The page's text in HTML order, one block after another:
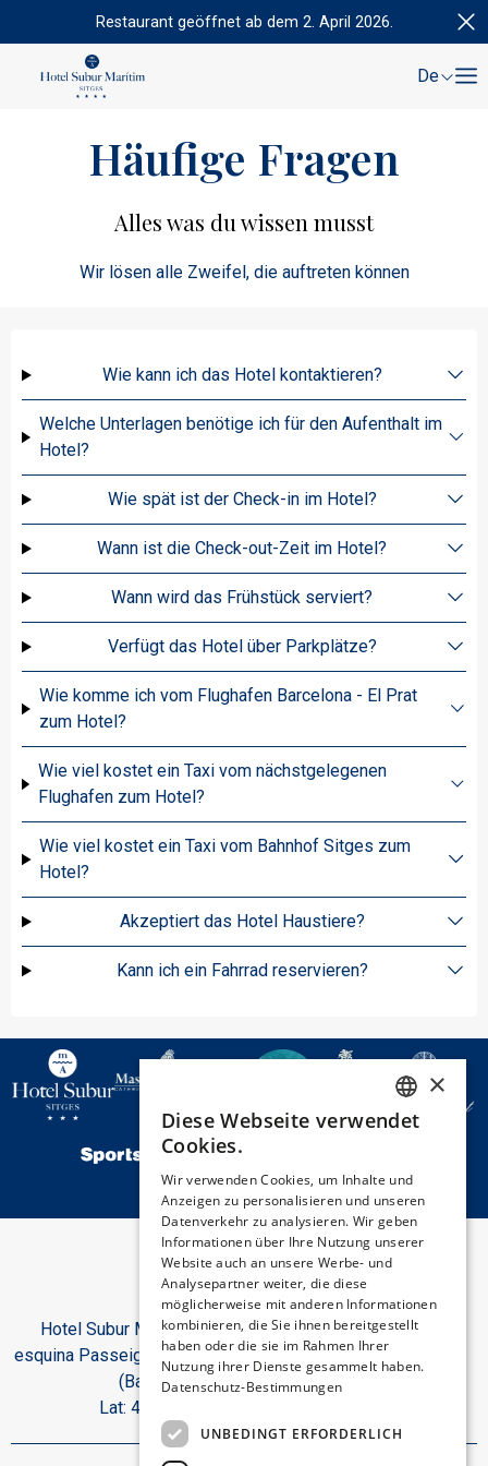
Restaurant geöffnet ab dem 2. April 2026.
De
Häufige Fragen
Alles was du wissen musst
Wir lösen alle Zweifel, die auftreten können
Wie kann ich das Hotel kontaktieren?
Welche Unterlagen benötige ich für den Aufenthalt im
Hotel?
Wie spät ist der Check-in im Hotel?
Wann ist die Check-out-Zeit im Hotel?
Wann wird das Frühstück serviert?
Verfügt das Hotel über Parkplätze?
Wie komme ich vom Flughafen Barcelona - El Prat
zum Hotel?
Wie viel kostet ein Taxi vom nächstgelegenen
Flughafen zum Hotel?
Wie viel kostet ein Taxi vom Bahnhof Sitges zum
Hotel?
Akzeptiert das Hotel Haustiere?
Kann ich ein Fahrrad reservieren?
Hotel Subur Maritim, Paseo Marítimo, s/n
esquina Passeig del Dr. Benaprés 08870 Sitges
(Barcelona). Spanien.
Lat: 41.2299 | Lon: 1.7944
SPANISH
CATALAN
GERMAN
ITALIAN
×
Diese Webseite verwendet
Cookies.
Wir verwenden Cookies, um Inhalte und
Anzeigen zu personalisieren und unseren
Datenverkehr zu analysieren. Wir geben
Informationen über Ihre Nutzung unserer
Website auch an unsere Werbe- und
Analysepartner weiter, die diese
möglicherweise mit anderen Informationen
kombinieren, die Sie ihnen bereitgestellt
haben oder die sie im Rahmen Ihrer
Nutzung ihrer Dienste gesammelt haben.
Datenschutz-Bestimmungen
UNBEDINGT ERFORDERLICH